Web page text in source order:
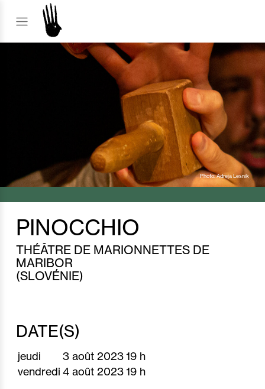
Photo: Adreja Lesnik
PINOCCHIO
THÉÂTRE DE MARIONNETTES DE
MARIBOR
(SLOVÉNIE)
DATE(S)
jeudi 3 août 202319 h
vendredi 4 août 202319 h